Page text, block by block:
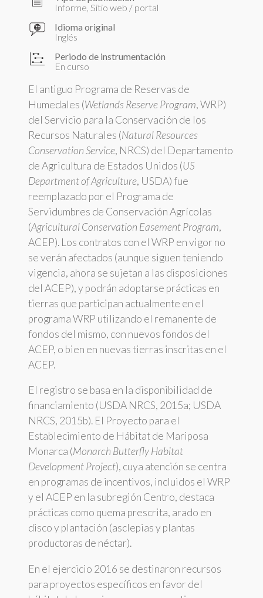
Informe, Sitio web / portal
Idioma original
Inglés
Periodo de instrumentación
En curso
El antiguo Programa de Reservas de
Humedales (Wetlands Reserve Program, WRP)
del Servicio para la Conservación de los
Recursos Naturales (Natural Resources
Conservation Service, NRCS) del Departamento
de Agricultura de Estados Unidos (US
Department of Agriculture, USDA) fue
reemplazado por el Programa de
Servidumbres de Conservación Agrícolas
(Agricultural Conservation Easement Program,
ACEP). Los contratos con el WRP en vigor no
se verán afectados (aunque siguen teniendo
vigencia, ahora se sujetan a las disposiciones
del ACEP), y podrán adoptarse prácticas en
tierras que participan actualmente en el
programa WRP utilizando el remanente de
fondos del mismo, con nuevos fondos del
ACEP, o bien en nuevas tierras inscritas en el
ACEP.
El registro se basa en la disponibilidad de
financiamiento (USDA NRCS, 2015a; USDA
NRCS, 2015b). El Proyecto para el
Establecimiento de Hábitat de Mariposa
Monarca (Monarch Butterfly Habitat
Development Project), cuya atención se centra
en programas de incentivos, incluidos el WRP
y el ACEP en la subregión Centro, destaca
prácticas como quema prescrita, arado en
disco y plantación (asclepias y plantas
productoras de néctar).
En el ejercicio 2016 se destinaron recursos
para proyectos específicos en favor del